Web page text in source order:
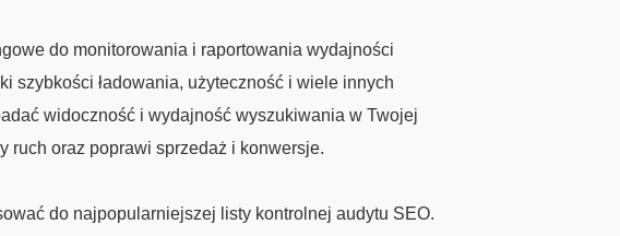
do monitorowania i raportowania wydajności
szybkości ładowania, użyteczność i wiele innych
widoczność i wydajność wyszukiwania w Twojej
ruch oraz poprawi sprzedaż i konwersje.
do najpopularniejszej listy kontrolnej audytu SEO.